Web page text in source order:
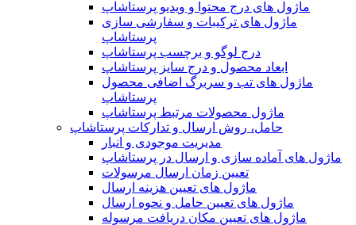
ماژول های درج محتوا و ویدیو پرستاشاپ
ماژول های ترکیبات و سفارشی سازی
پرستاشاپ
درج لوگو و برچسب پرستاشاپ
ابعاد محصول و درج سایز پرستاشاپ
ماژول های تب و سربرگ اضافی محصول
پرستاشاپ
ماژول محصولات مرتبط پرستاشاپ
حامل، روش ارسال و تدارکات پرستاشاپ
مدیریت موجودی و انبار
ماژول های آماده سازی و ارسال در پرستاشاپ
تعیین زمان ارسال مرسولات
ماژول های تعیین هزینه ارسال
ماژول های تعیین حامل و نحوه ارسال
ماژول های تعیین مکان دریافت مرسوله